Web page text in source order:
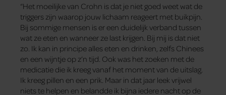
“Het moeilijke van Crohn is dat je niet goed weet wat de
triggers zijn waarop jouw lichaam reageert met buikpijn.
Bij sommige mensen is er een duidelijk verband tussen
wat ze eten en wanneer ze last krijgen. Bij mij is dat niet
zo. Ik kan in principe alles eten en drinken, zelfs Chinees
en een wijntje op z’n tijd. Ook was het zoeken met de
medicatie die ik kreeg vanaf het moment van de uitslag.
Ik kreeg pillen en een prik. Maar in dat jaar leek vrijwel
niets te helpen en belandde ik bijna iedere nacht op de